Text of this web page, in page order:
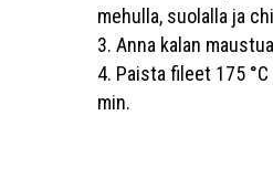
mehulla, suolalla ja
Anna kalan
Paista fileet 175
min.